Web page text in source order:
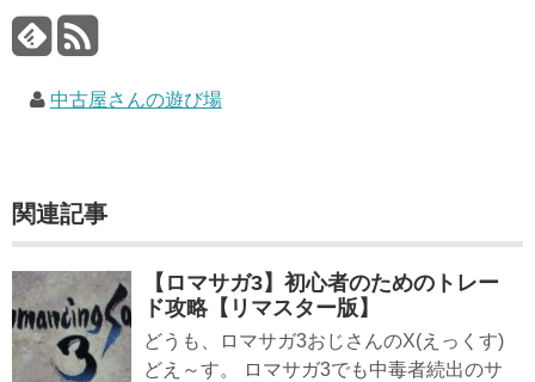
中古屋さんの遊び場
関連記事
【ロマサガ3】初心者のためのトレー
ド攻略【リマスター版】
どうも、ロマサガ3おじさんのX(えっくす)
どえ～す。 ロマサガ3でも中毒者続出のサ